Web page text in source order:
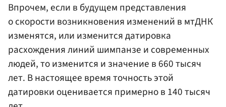
Впрочем, если в будущем представления
о скорости возникновения изменений в мтДНК
изменятся, или изменится датировка
расхождения линий шимпанзе и современных
людей, то изменится и значение в 660 тысяч
лет. В настоящее время точность этой
датировки оценивается примерно в 140 тысяч